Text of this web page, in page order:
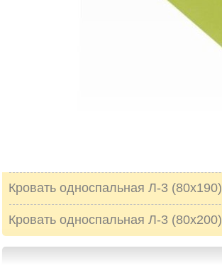
Кровать односпальная Л-3 (80х190)
Кровать односпальная Л-3 (80х200)